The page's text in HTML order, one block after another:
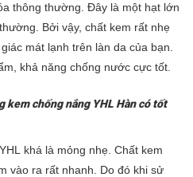
thông thường. Đây là một hạt lớn
Bởi vậy, chất kem rất nhẹ
mát lạnh trên làn da của bạn.
khả năng chống nước cực tốt.
kem chống nắng YHL Hàncó tốt
YHL
khá là mỏng nhẹ. Chất kem
vào ra rất nhanh. Do đó khi sử